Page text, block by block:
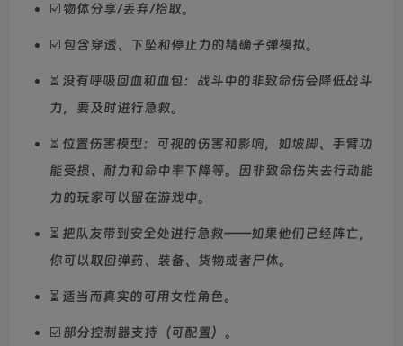
☑️ 物体分享/丢弃/拾取。
☑️ 包含穿透、下坠和停止力的精确子弹模拟。
⏳ 没有呼吸回血和血包：战斗中的非致命伤会降低战斗
力，要及时进行急救。
⏳ 位置伤害模型：可视的伤害和影响，如坡脚、手臂功
能受损、耐力和命中率下降等。因非致命伤失去行动能
力的玩家可以留在游戏中。
⏳ 把队友带到安全处进行急救——如果他们已经阵亡，
你可以取回弹药、装备、货物或者尸体。
⏳ 适当而真实的可用女性角色。
☑️ 部分控制器支持（可配置）。